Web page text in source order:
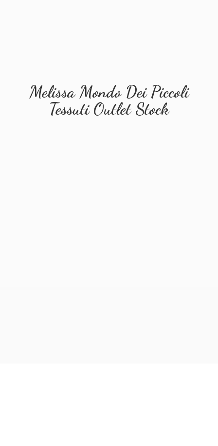
Melissa Mondo Dei Piccoli
Tessuti Outlet Stock